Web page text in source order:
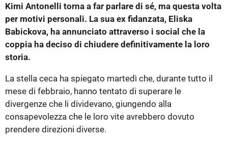
Kimi Antonelli torna a far parlare di sé, ma questa volta
per motivi personali. La sua ex fidanzata, Eliska
Babickova, ha annunciato attraverso i social che la
coppia ha deciso di chiudere definitivamente la loro
storia.
La stella ceca ha spiegato martedì che, durante tutto il
mese di febbraio, hanno tentato di superare le
divergenze che li dividevano, giungendo alla
consapevolezza che le loro vite avrebbero dovuto
prendere direzioni diverse.